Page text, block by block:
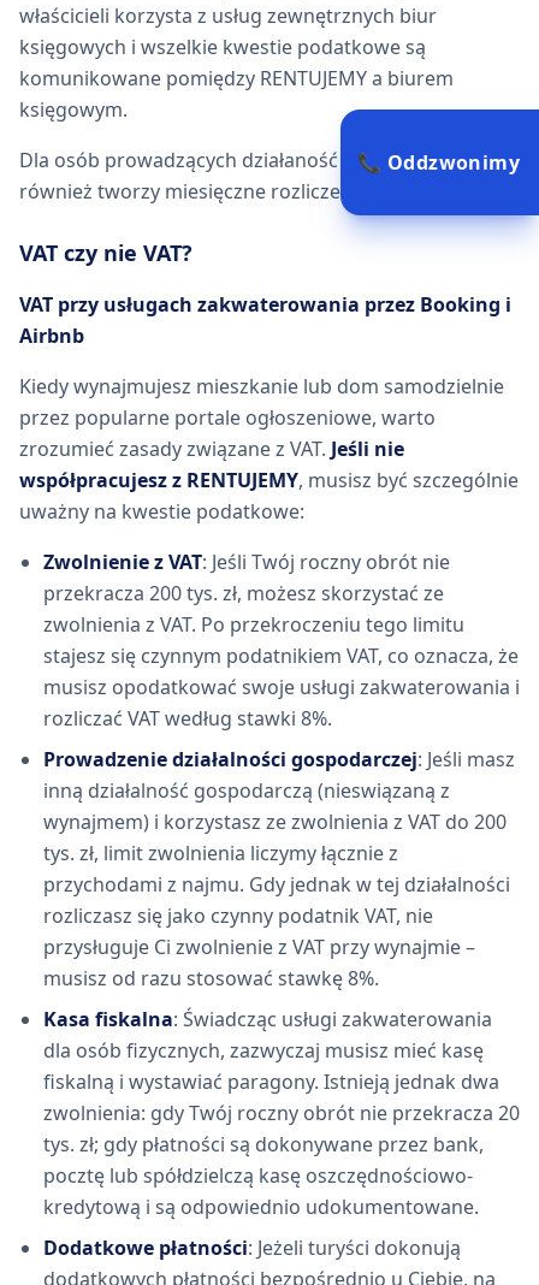
właścicieli korzysta z usług zewnętrznych biur
księgowych i wszelkie kwestie podatkowe są
komunikowane pomiędzy RENTUJEMY a biurem
księgowym.
Dla osób prowadzących działaność RENTUJEMY
również tworzy miesięczne rozliczenie najmu:
VAT czy nie VAT?
VAT przy usługach zakwaterowania przez Booking i
Airbnb
Kiedy wynajmujesz mieszkanie lub dom samodzielnie
przez popularne portale ogłoszeniowe, warto
zrozumieć zasady związane z VAT. Jeśli nie
współpracujesz z RENTUJEMY, musisz być szczególnie
uważny na kwestie podatkowe:
Zwolnienie z VAT: Jeśli Twój roczny obrót nie
przekracza 200 tys. zł, możesz skorzystać ze
zwolnienia z VAT. Po przekroczeniu tego limitu
stajesz się czynnym podatnikiem VAT, co oznacza, że
musisz opodatkować swoje usługi zakwaterowania i
rozliczać VAT według stawki 8%.
Prowadzenie działalności gospodarczej: Jeśli masz
inną działalność gospodarczą (nieswiązaną z
wynajmem) i korzystasz ze zwolnienia z VAT do 200
tys. zł, limit zwolnienia liczymy łącznie z
przychodami z najmu. Gdy jednak w tej działalności
rozliczasz się jako czynny podatnik VAT, nie
przysługuje Ci zwolnienie z VAT przy wynajmie –
musisz od razu stosować stawkę 8%.
Kasa fiskalna: Świadcząc usługi zakwaterowania
dla osób fizycznych, zazwyczaj musisz mieć kasę
fiskalną i wystawiać paragony. Istnieją jednak dwa
zwolnienia: gdy Twój roczny obrót nie przekracza 20
tys. zł; gdy płatności są dokonywane przez bank,
pocztę lub spółdzielczą kasę oszczędnościowo-
kredytową i są odpowiednio udokumentowane.
Dodatkowe płatności: Jeżeli turyści dokonują
dodatkowych płatności bezpośrednio u Ciebie, na
📞 Oddzwonimy